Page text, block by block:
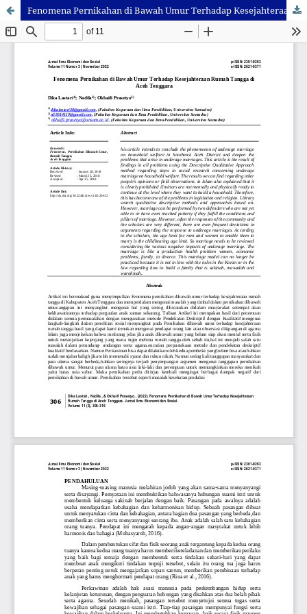
Fenomena Pernikahan di Bawah Umur Terhadap Kesejahteraan Rumah Tangga di Aceh Tenggara